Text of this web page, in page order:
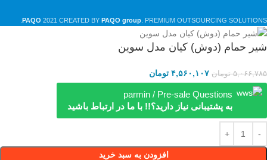
PAQO 2021 CREATED BY PAQO group . PREMIUM OUTSOURCING SOLUTIONS.
شیر حمام (دوش) کیان مدل سوین
۵,۰۶۶,۷۸۵ تومان ۴,۵۶۰,۱۰۷ تومان
parmin / Pre-sale Questions
به پشتیبانی نیاز دارید؟!! با ما در ارتباط باشید
افزودن به سبد خرید